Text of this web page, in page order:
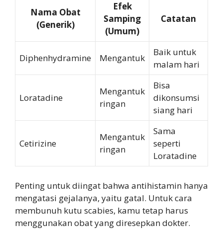
Nama Obat
(Generik)
Efek
Samping
(Umum)
Catatan
Diphenhydramine Mengantuk
Baik untuk
malam hari
Loratadine
Mengantuk
ringan
Bisa
dikonsumsi
siang hari
Cetirizine
Mengantuk
ringan
Sama
seperti
Loratadine
Penting untuk diingat bahwa antihistamin hanya
mengatasi gejalanya, yaitu gatal. Untuk cara
membunuh kutu scabies, kamu tetap harus
menggunakan obat yang diresepkan dokter.